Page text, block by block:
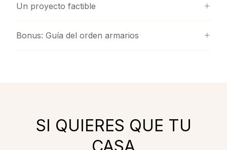
Un proyecto factible
Bonus: Guía del orden armarios
SI QUIERES QUE TU
CASA